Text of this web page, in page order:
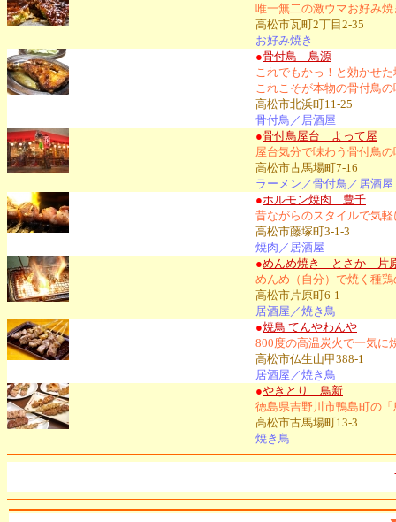
唯一無二の激ウマお好み
高松市瓦町2丁目2-35
お好み焼き
●骨付鳥 鳥源
これでもかっ！と効かせ
これこそが本物の骨付鳥
高松市北浜町11-25
骨付鳥／居酒屋
●骨付鳥屋台 よって屋
屋台気分で味わう骨付鳥
高松市古馬場町7-16
ラーメン／骨付鳥／居酒屋
●ホルモン焼肉 豊千
昔ながらのスタイルで気
高松市藤塚町3-1-3
焼肉／居酒屋
●めんめ焼き とさか 片
めんめ（自分）で焼く種
高松市片原町6-1
居酒屋／焼き鳥
●焼鳥 てんやわんや
800度の高温炭火で一気に
高松市仏生山甲388-1
居酒屋／焼き鳥
●やきとり 鳥新
徳島県吉野川市鴨島町の
高松市古馬場町13-3
焼き鳥